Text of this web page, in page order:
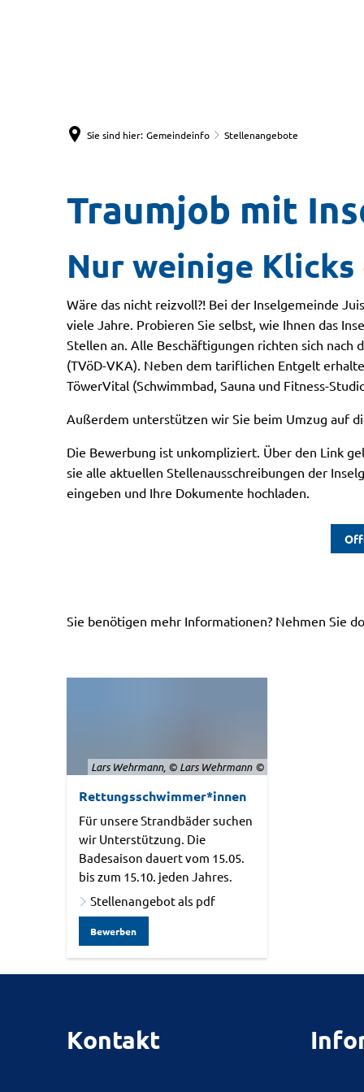
Sie sind hier: Gemeindeinfo Stellenangebote
Traumjob mit
Nur weinige
Wäre das nicht reizvoll?! Bei der Inselgemeinde
viele Jahre. Probieren Sie selbst, wie Ihnen das
Stellen an. Alle Beschäftigungen richten sich
(TVöD-VKA). Neben dem tariflichen Entgelt
TöwerVital (Schwimmbad, Sauna und Fitness-
Außerdem unterstützen wir Sie beim Umzug
Die Bewerbung ist unkompliziert. Über den Link
sie alle aktuellen Stellenausschreibungen der
eingeben und Ihre Dokumente hochladen.
Sie benötigen mehr Informationen? Nehmen Sie
Lars Wehrmann, © Lars Wehrmann
Rettungsschwimmer*innen
Für unsere Strandbäder suchen
wir Unterstützung. Die
Badesaison dauert vom 15.05.
bis zum 15.10. jeden Jahres.
Stellenangebot als pdf
Bewerben
Kontakt